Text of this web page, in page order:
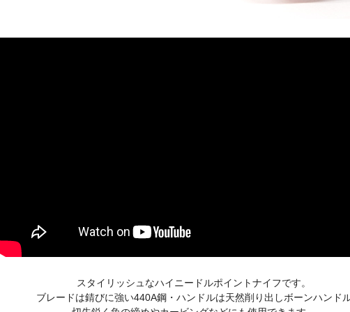
スタイリッシュなハイニードルポイントナイフです。
ブレードは錆びに強い440A鋼・ハンドルは天然削り出しボーンハンド